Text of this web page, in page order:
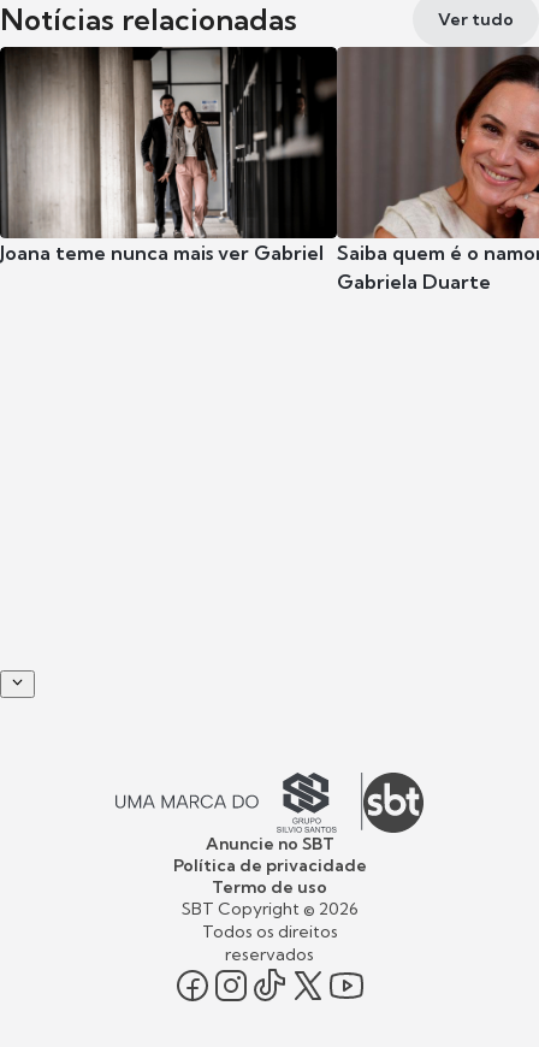
Notícias relacionadas Ver tudo
Joana teme nunca mais ver Gabriel Saiba quem é o
Gabriela Duarte
Anuncie no SBT
Política de privacidade
Termo de uso
SBT Copyright © 2026
Todos os direitos
reservados